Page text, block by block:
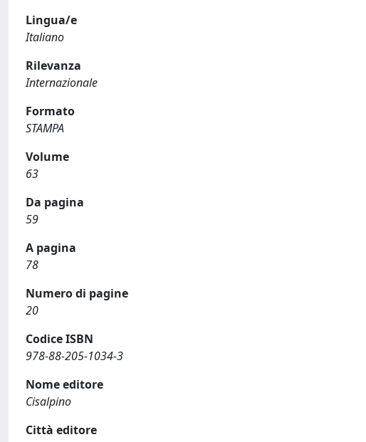
Lingua/e
Italiano
Rilevanza
Internazionale
Formato
STAMPA
Volume
63
Da pagina
59
A pagina
78
Numero di pagine
20
Codice ISBN
978-88-205-1034-3
Nome editore
Cisalpino
Città editore